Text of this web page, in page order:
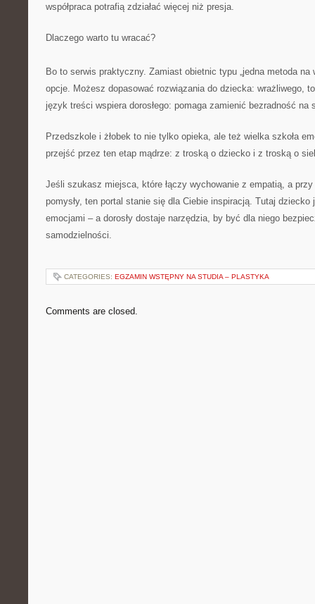
współpraca potrafią zdziałać więcej niż presja.
Dlaczego warto tu wracać?
Bo to serwis praktyczny. Zamiast obietnic typu „jedna metoda na
opcje. Możesz dopasować rozwiązania do dziecka: wrażliwego,
język treści wspiera dorosłego: pomaga zamienić bezradność na
Przedszkole i żłobek to nie tylko opieka, ale też wielka szkoła
przejść przez ten etap mądrze: z troską o dziecko i z troską o
Jeśli szukasz miejsca, które łączy wychowanie z empatią, a
pomysły, ten portal stanie się dla Ciebie inspiracją. Tutaj
emocjami – a dorosły dostaje narzędzia, by być dla niego
samodzielności.
CATEGORIES: EGZAMIN WSTĘPNY NA STUDIA – PLASTYKA
Comments are closed.